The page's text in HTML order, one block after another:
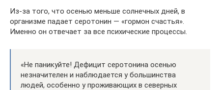
Из-за того, что осенью меньше солнечных дней, в
организме падает серотонин — «гормон счастья».
Именно он отвечает за все психические процессы.
«Не паникуйте! Дефицит серотонина осенью
незначителен и наблюдается у большинства
людей, особенно у проживающих в северных